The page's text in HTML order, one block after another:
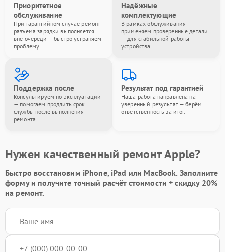
Приоритетное
обслуживание
При гарантийном случае ремонт
разъема зарядки выполняется
вне очереди — быстро устраняем
проблему.
Надёжные
комплектующие
В рамках обслуживания
применяем проверенные детали
— для стабильной работы
устройства.
Поддержка после
Консультируем по эксплуатации
— помогаем продлить срок
службы после выполнения
ремонта.
Результат под гарантией
Наша работа направлена на
уверенный результат — берём
ответственность за итог.
Нужен качественный ремонт Apple?
Быстро восстановим iPhone, iPad или MacBook. Заполните
формуи получите точный расчёт стоимости +скидку 20%
на ремонт.